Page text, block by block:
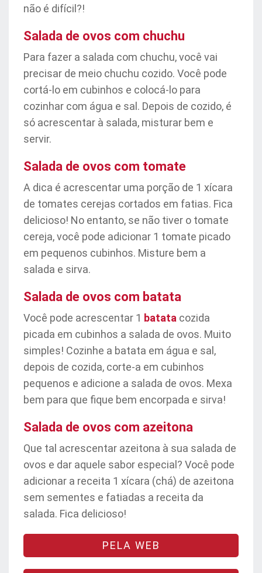
não é difícil?!
Salada de ovos com chuchu
Para fazer a salada com chuchu, você vai
precisar de meio chuchu cozido. Você pode
cortá-lo em cubinhos e colocá-lo para
cozinhar com água e sal. Depois de cozido, é
só acrescentar à salada, misturar bem e
servir.
Salada de ovos com tomate
A dica é acrescentar uma porção de 1 xícara
de tomates cerejas cortados em fatias. Fica
delicioso! No entanto, se não tiver o tomate
cereja, você pode adicionar 1 tomate picado
em pequenos cubinhos. Misture bem a
salada e sirva.
Salada de ovos com batata
Você pode acrescentar 1 batata cozida
picada em cubinhos a salada de ovos. Muito
simples! Cozinhe a batata em água e sal,
depois de cozida, corte-a em cubinhos
pequenos e adicione a salada de ovos. Mexa
bem para que fique bem encorpada e sirva!
Salada de ovos com azeitona
Que tal acrescentar azeitona à sua salada de
ovos e dar aquele sabor especial? Você pode
adicionar a receita 1 xícara (chá) de azeitona
sem sementes e fatiadas a receita da
salada. Fica delicioso!
PELA WEB